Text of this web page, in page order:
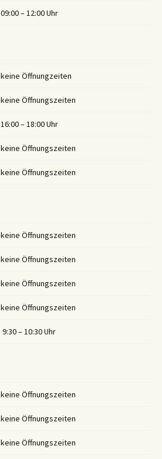
09:00 – 12:00 Uhr
keine Öffnungzeiten
keine Öffnungszeiten
16:00 – 18:00 Uhr
keine Öffnungszeiten
keine Öffnungszeiten
keine Öffnungszeiten
keine Öffnungszeiten
keine Öffnungszeiten
keine Öffnungszeiten
9:30 – 10:30 Uhr
keine Öffnungszeiten
keine Öffnungszeiten
keine Öffnungszeiten